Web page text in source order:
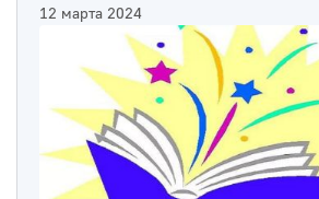
12 марта 2024